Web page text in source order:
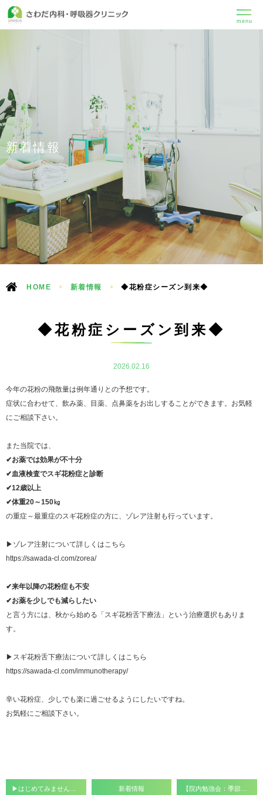
menu
新着情報
HOME > 新着情報 > ◆花粉症シーズン到来◆
◆花粉症シーズン到来◆
2026.02.16
今年の花粉の飛散量は例年通りとの予想です。
症状に合わせて、飲み薬、目薬、点鼻薬をお出しすることができます。お気軽
にご相談下さい。
また当院では、
✔お薬では効果が不十分
✔血液検査でスギ花粉症と診断
✔12歳以上
✔体重20～150㎏
の重症～最重症のスギ花粉症の方に、ゾレア注射も行っています。
▶ゾレア注射について詳しくはこちら
https://sawada-cl.com/zorea/
✔来年以降の花粉症も不安
✔お薬を少しでも減らしたい
と言う方には、秋から始める「スギ花粉舌下療法」という治療選択もありま
す。
▶スギ花粉舌下療法について詳しくはこちら
https://sawada-cl.com/immunotherapy/
辛い花粉症、少しでも楽に過ごせるようにしたいですね。
お気軽にご相談下さい。
新着情報